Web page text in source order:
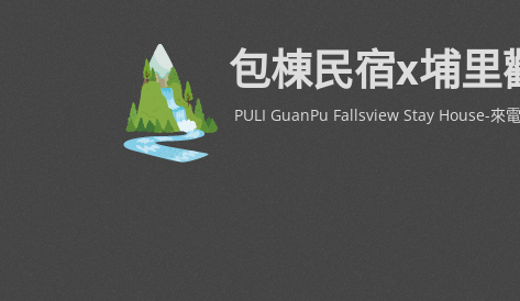
包棟民宿x埔里
PULI GuanPu Fallsview Stay House-來